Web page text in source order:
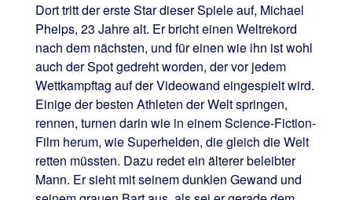
Dort tritt der erste Star dieser Spiele auf, Michael
Phelps, 23 Jahre alt. Er bricht einen Weltrekord
nach dem nächsten, und für einen wie ihn ist wohl
auch der Spot gedreht worden, der vor jedem
Wettkampftag auf der Videowand eingespielt wird.
Einige der besten Athleten der Welt springen,
rennen, turnen darin wie in einem Science-Fiction-
Film herum, wie Superhelden, die gleich die Welt
retten müssten. Dazu redet ein älterer beleibter
Mann. Er sieht mit seinem dunklen Gewand und